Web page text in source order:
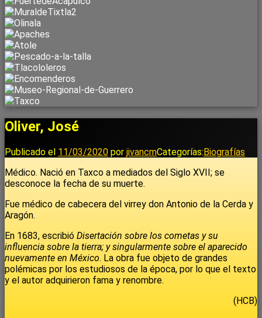
Oliver, José
Publicado el 11/03/2020 por jivancmCategorías: Biografías
Médico. Nació en Taxco a mediados del Siglo XVII; se
desconoce la fecha de su muerte.
Fue médico de cabecera del virrey don Antonio de la Cerda y
Aragón.
En 1683, escribió Disertación sobre los cometas y su
influencia sobre la tierra; y singularmente sobre el aparecido
nuevamente en México. La obra fue objeto de grandes
polémicas por los estudiosos de la época, por lo que el texto
y el autor adquirieron fama y renombre.
(HCB)